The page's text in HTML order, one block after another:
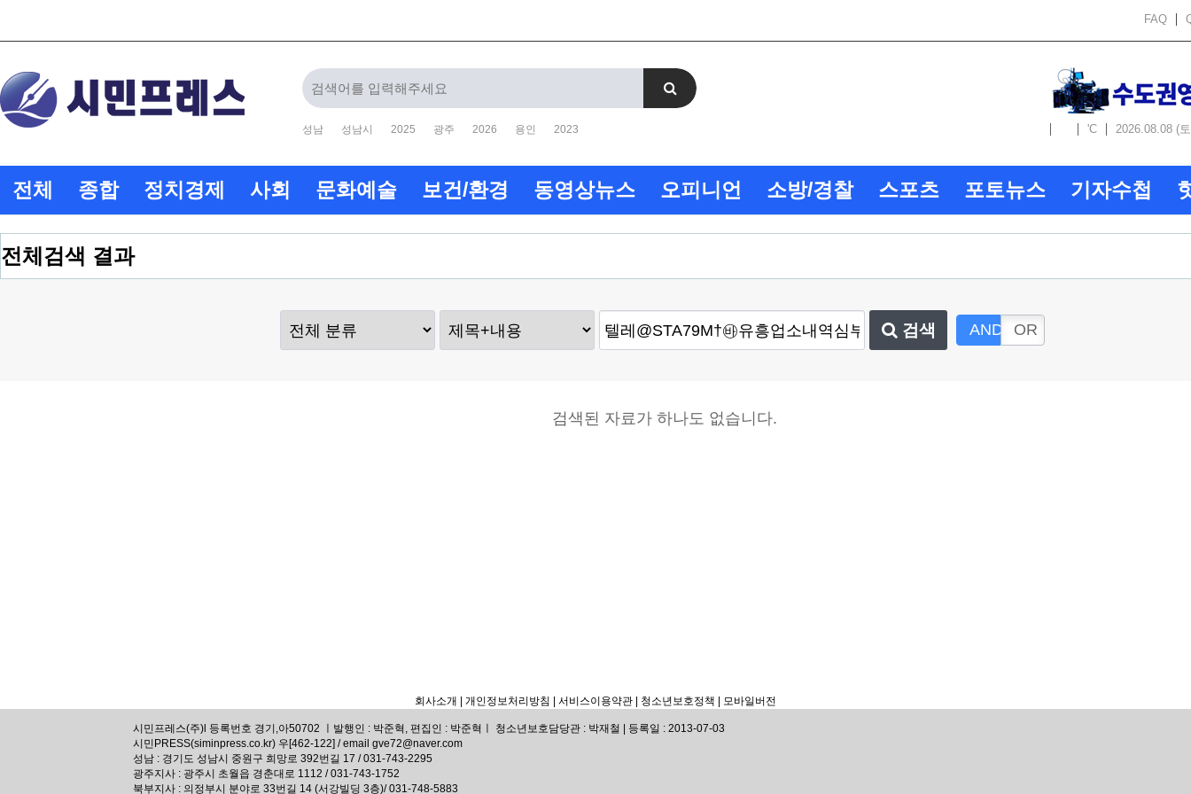
FAQ
성남 성남시 2025 광주 2026 용인 2023 'C 2026.08.08 (
전체 종합 정치경제 사회 문화예술 보건/환경 동영상뉴스 오피니언 소방/경찰 스포츠 포토뉴스 기자수첩
전체검색 결과
검색 AND OR
검색된 자료가 하나도 없습니다.
회사소개 | 개인정보처리방침 | 서비스이용약관 | 청소년보호정책 | 모바일버전
시민프레스(주)l 등록번호 경기,아50702 ㅣ발행인 : 박준혁, 편집인 : 박준혁ㅣ 청소년보호담당관 : 박재철 | 등록일 : 2013-07-03
시민PRESS(siminpress.co.kr) 우[462-122] / email gve72@naver.com
성남 : 경기도 성남시 중원구 희망로 392번길 17 / 031-743-2295
광주지사 : 광주시 초월읍 경춘대로 1112 / 031-743-1752
북부지사 : 의정부시 분야로 33번길 14 (서강빌딩 3층)/ 031-748-5883